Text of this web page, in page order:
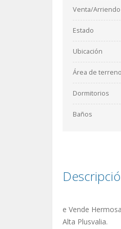
Venta/Arriendo
Estado
Ubicación
Área de terreno
Dormitorios
Baños
e Vende
Alta Plusvalia.